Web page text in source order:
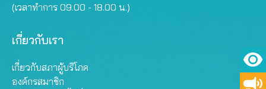
(เวลาทำการ 09.00 - 18.00 น.)
เกี่ยวกับเรา
เกี่ยวกับสภาผู้บริโภค
องค์กรสมาชิก